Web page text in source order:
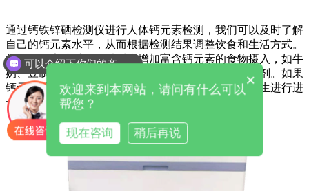
通过钙铁锌硒检测仪进行人体钙元素检测，我们可以及时了解
自己的钙元素水平，从而根据检测结果调整饮食和生活方式。
如果钙元素缺乏，可以适当增加富含钙元素的食物摄入，如牛
奶、豆制品、绿叶蔬菜等；同时，也可以考虑补充钙剂。如果
钙元素过量，则需要减少高钙食物的摄入，并咨询医生进行进
一步的诊断和治疗。
可以介绍下你们的产品么
你们是怎么收费的呢
×
欢迎来到本网站，请问有什么可以
帮您？
现在咨询 稍后再说